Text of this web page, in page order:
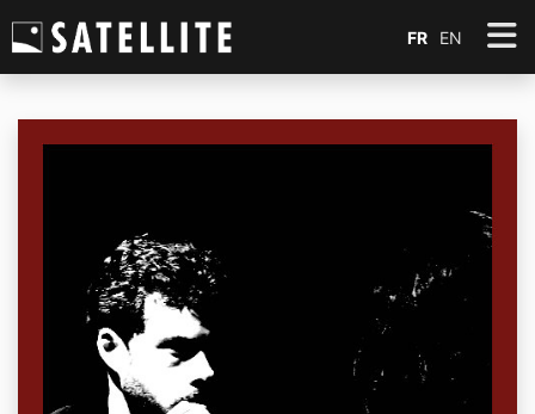
FR EN